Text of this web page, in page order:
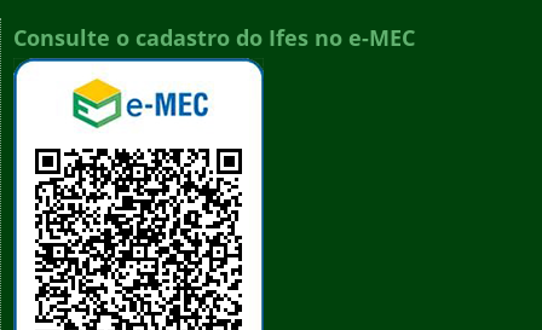
Consulte o cadastro do Ifes no e-MEC